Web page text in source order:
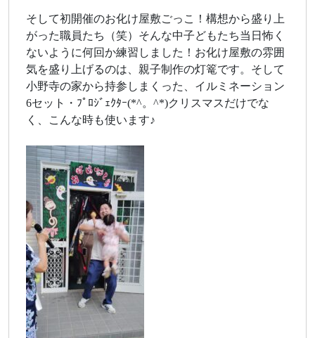
そして初開催のお化け屋敷ごっこ！構想から盛り上
がった職員たち（笑）そんな中子どもたち当日怖く
ないように何回か練習しました！お化け屋敷の雰囲
気を盛り上げるのは、親子制作の灯篭です。そして
小野寺の家から持参しまくった、イルミネーション
6セット・ﾌﾟﾛｼﾞｪｸﾀｰ(*^。^*)クリスマスだけでな
く、こんな時も使います♪